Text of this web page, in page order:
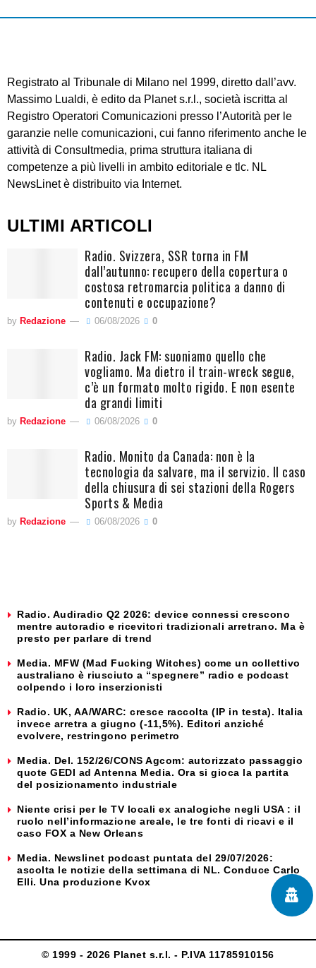
Registrato al Tribunale di Milano nel 1999, diretto dall’avv.
Massimo Lualdi, è edito da Planet s.r.l., società iscritta al
Registro Operatori Comunicazioni presso l’Autorità per le
garanzie nelle comunicazioni, cui fanno riferimento anche le
attività di Consultmedia, prima struttura italiana di
competenze a più livelli in ambito editoriale e tlc. NL
NewsLinet è distribuito via Internet.
ULTIMI ARTICOLI
Radio. Svizzera, SSR torna in FM
dall’autunno: recupero della copertura o
costosa retromarcia politica a danno di
contenuti e occupazione?
by Redazione 06/08/2026 0
Radio. Jack FM: suoniamo quello che
vogliamo. Ma dietro il train-wreck segue,
c’è un formato molto rigido. E non esente
da grandi limiti
by Redazione 06/08/2026 0
Radio. Monito da Canada: non è la
tecnologia da salvare, ma il servizio. Il caso
della chiusura di sei stazioni della Rogers
Sports & Media
by Redazione 06/08/2026 0
Radio. Audiradio Q2 2026: device connessi crescono
mentre autoradio e ricevitori tradizionali arretrano. Ma è
presto per parlare di trend
Media. MFW (Mad Fucking Witches) come un collettivo
australiano è riusciuto a “spegnere” radio e podcast
colpendo i loro inserzionisti
Radio. UK, AA/WARC: cresce raccolta (IP in testa). Italia
invece arretra a giugno (-11,5%). Editori anziché
evolvere, restringono perimetro
Media. Del. 152/26/CONS Agcom: autorizzato passaggio
quote GEDI ad Antenna Media. Ora si gioca la partita
del posizionamento industriale
Niente crisi per le TV locali ex analogiche negli USA : il
ruolo nell’informazione areale, le tre fonti di ricavi e il
caso FOX a New Orleans
Media. Newslinet podcast puntata del 29/07/2026:
ascolta le notizie della settimana di NL. Conduce Carlo
Elli. Una produzione Kvox
© 1999 - 2026 Planet s.r.l. - P.IVA 11785910156